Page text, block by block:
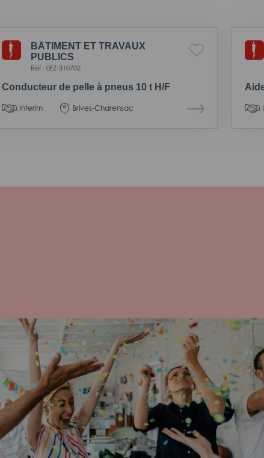
BÂTIMENT ET TRAVAUX
PUBLICS
Réf : 0EZ-310702
Conducteur de pelle à pneus 10 t H/F
Interim Brives-Charensac